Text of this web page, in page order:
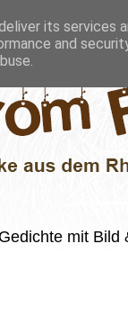
mit Bild
its services
and